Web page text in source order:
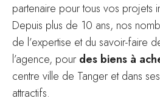
partenaire pour tous vos projets
Depuis plus de 10 ans, nos
de l’expertise et du savoir-faire
l’agence, pour des biens à
centre ville de Tanger et dans
attractifs.